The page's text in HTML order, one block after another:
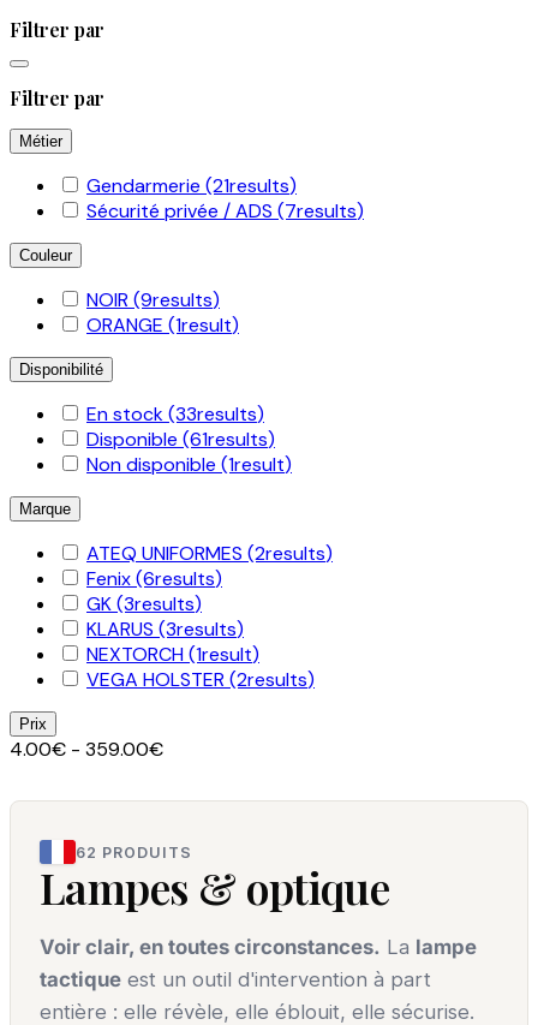
Filtrer par
Filtrer par
Métier
Gendarmerie (21results)
Sécurité privée / ADS (7results)
Couleur
NOIR (9results)
ORANGE (1result)
Disponibilité
En stock(33results)
Disponible (61results)
Non disponible (1result)
Marque
ATEQ UNIFORMES (2results)
Fenix(6results)
GK(3results)
KLARUS (3results)
NEXTORCH(1result)
VEGA HOLSTER (2results)
Prix
4.00€ - 359.00€
62 PRODUITS
Lampes & optique
Voir clair, en toutes circonstances. La lampe
tactique est un outil d'intervention à part
entière : elle révèle, elle éblouit, elle sécurise.